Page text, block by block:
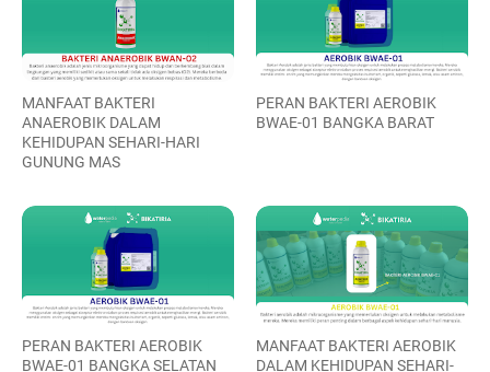
MANFAAT BAKTERI
ANAEROBIK DALAM
KEHIDUPAN SEHARI-HARI
GUNUNG MAS
PERAN BAKTERI AEROBIK
BWAE-01 BANGKA BARAT
PERAN BAKTERI AEROBIK
BWAE-01 BANGKA SELATAN
MANFAAT BAKTERI AEROBIK
DALAM KEHIDUPAN SEHARI-